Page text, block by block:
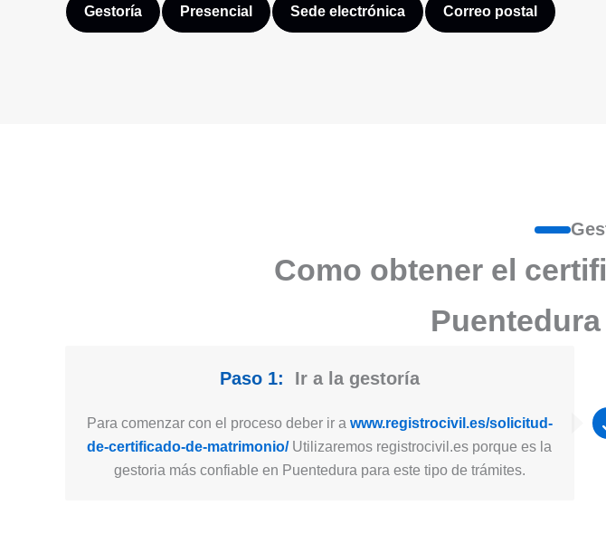
Gestoría Presencial Sede electrónica Correo postal
Como obtener el
Paso 1: Ir a la gestoría
Para comenzar con el proceso deber ir a www.registrocivil.es/solicitud-
de-certificado-de-matrimonio/Utilizaremos registrocivil.es porque es la
gestoria más confiable en Puentedura para este tipo de trámites.